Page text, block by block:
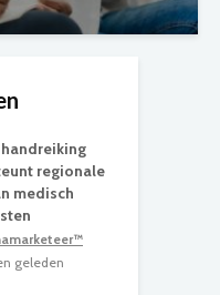
regionale
medisch
geleden